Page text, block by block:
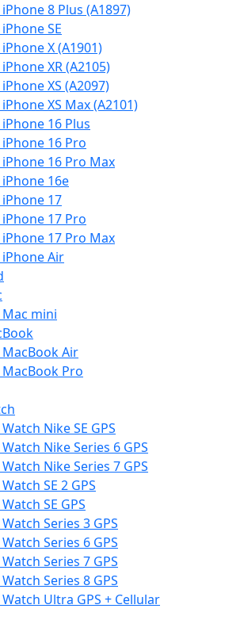
8 Plus (A1897)
SE
X (A1901)
XR (A2105)
XS (A2097)
XS Max (A2101)
16 Plus
16 Pro
16 Pro Max
16e
17
17 Pro
17 Pro Max
Air
mini
Air
Pro
Nike SE GPS
Nike Series 6 GPS
Nike Series 7 GPS
SE 2 GPS
SE GPS
Series 3 GPS
Series 6 GPS
Series 7 GPS
Series 8 GPS
Ultra GPS + Cellular